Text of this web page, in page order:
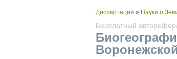
Диссертации » Науки о
Бесплатный